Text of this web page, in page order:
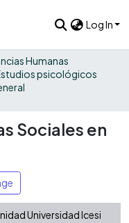
Log In
Humanas
psicológicos
Sociales en
Universidad Icesi